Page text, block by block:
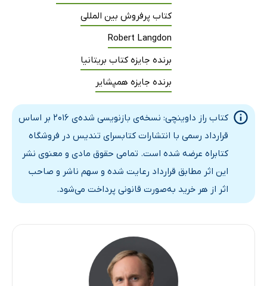
کتاب پرفروش بین المللی
Robert Langdon
برنده جایزه کتاب بریتانیا
برنده جایزه همپشایر
کتاب راز داوینچی: نسخه‌ی بازنویسی شده‌ی 2016 بر اساس
قرارداد رسمی با انتشارات کتابسرای تندیس در فروشگاه
کتابراه عرضه شده است. تمامی حقوق مادی و معنوی نشر
این اثر مطابق قرارداد رعایت شده و سهم ناشر و صاحب
اثر از هر خرید به‌صورت قانونی پرداخت می‌شود.